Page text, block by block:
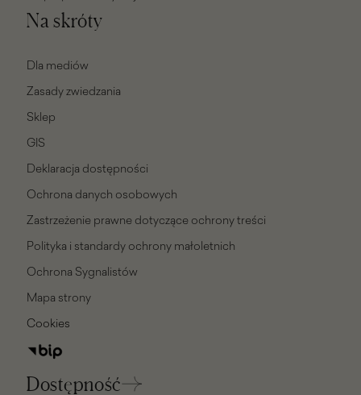
Na skróty
Dla mediów
Zasady zwiedzania
Sklep
GIS
Deklaracja dostępności
Ochrona danych osobowych
Zastrzeżenie prawne dotyczące ochrony treści
Polityka i standardy ochrony małoletnich
Ochrona Sygnalistów
Mapa strony
Cookies
Dostępność